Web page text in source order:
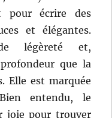
pour écrire des
et élégantes.
légèreté et,
que la
Elle est marquée
entendu, le
joie pour trouver